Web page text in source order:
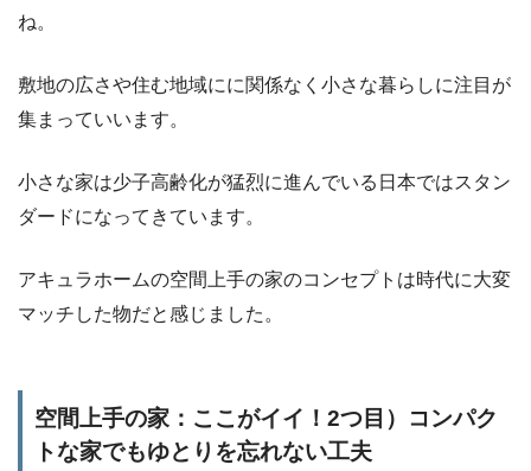
ね。
敷地の広さや住む地域にに関係なく小さな暮らしに注目が
集まっていいます。
小さな家は少子高齢化が猛烈に進んでいる日本ではスタン
ダードになってきています。
アキュラホームの空間上手の家のコンセプトは時代に大変
マッチした物だと感じました。
空間上手の家：ここがイイ！2つ目）コンパク
トな家でもゆとりを忘れない工夫